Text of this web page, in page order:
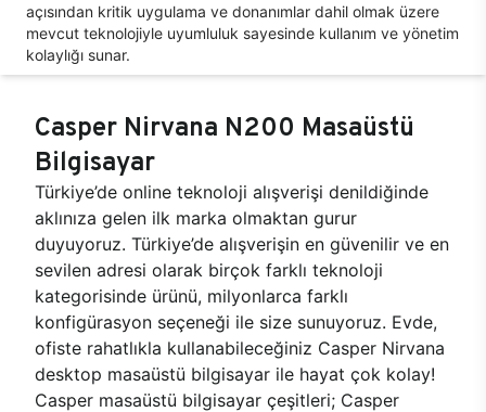
açısından kritik uygulama ve donanımlar dahil olmak üzere
mevcut teknolojiyle uyumluluk sayesinde kullanım ve yönetim
kolaylığı sunar.
Casper Nirvana N200 Masaüstü
Bilgisayar
Türkiye’de online teknoloji alışverişi denildiğinde
aklınıza gelen ilk marka olmaktan gurur
duyuyoruz. Türkiye’de alışverişin en güvenilir ve en
sevilen adresi olarak birçok farklı teknoloji
kategorisinde ürünü, milyonlarca farklı
konfigürasyon seçeneği ile size sunuyoruz. Evde,
ofiste rahatlıkla kullanabileceğiniz Casper Nirvana
desktop masaüstü bilgisayar ile hayat çok kolay!
Casper masaüstü bilgisayar çeşitleri; Casper